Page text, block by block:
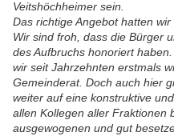
Veitshöchheimer sein.
Das richtige Angebot hatten
Wir sind froh, dass die Bürger
des Aufbruchs honoriert
wir seit Jahrzehnten erstmals
Gemeinderat. Doch auch hier
weiter auf eine konstruktive
allen Kollegen aller Fraktionen
ausgewogenen und gut